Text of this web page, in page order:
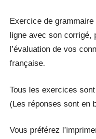
Exercice de
ligne avec son corrigé,
l’évaluation de vos
française.
Tous les exercices
(Les réponses sont en
Vous préférez